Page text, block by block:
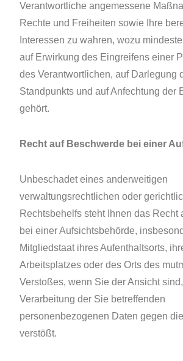
Verantwortliche angemessene
Rechte und Freiheiten sowie Ihre
Interessen zu wahren, wozu
auf Erwirkung des Eingreifens einer
des Verantwortlichen, auf Darlegung
Standpunkts und auf Anfechtung der
gehört.
Recht auf Beschwerde bei einer
Unbeschadet eines anderweitigen
verwaltungsrechtlichen oder
Rechtsbehelfs steht Ihnen das Recht
bei einer Aufsichtsbehörde,
Mitgliedstaat ihres Aufenthaltsorts,
Arbeitsplatzes oder des Orts des
Verstoßes, wenn Sie der Ansicht
Verarbeitung der Sie betreffenden
personenbezogenen Daten gegen
verstößt.